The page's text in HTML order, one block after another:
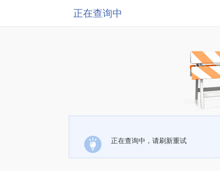
正在查询中
正在查询中，请刷新重试